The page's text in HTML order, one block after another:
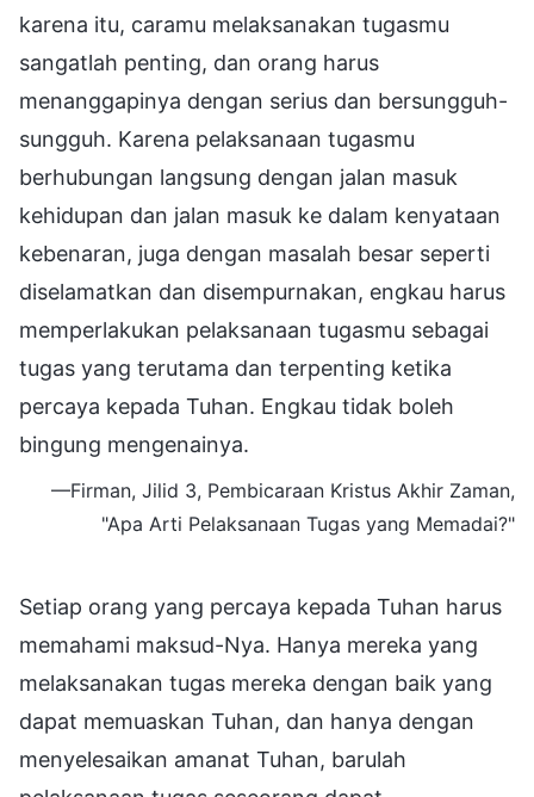
karena itu, caramu melaksanakan tugasmu
sangatlah penting, dan orang harus
menanggapinya dengan serius dan bersungguh-
sungguh. Karena pelaksanaan tugasmu
berhubungan langsung dengan jalan masuk
kehidupan dan jalan masuk ke dalam kenyataan
kebenaran, juga dengan masalah besar seperti
diselamatkan dan disempurnakan, engkau harus
memperlakukan pelaksanaan tugasmu sebagai
tugas yang terutama dan terpenting ketika
percaya kepada Tuhan. Engkau tidak boleh
bingung mengenainya.
—Firman, Jilid 3, Pembicaraan Kristus Akhir Zaman,
"Apa Arti Pelaksanaan Tugas yang Memadai?"
Setiap orang yang percaya kepada Tuhan harus
memahami maksud-Nya. Hanya mereka yang
melaksanakan tugas mereka dengan baik yang
dapat memuaskan Tuhan, dan hanya dengan
menyelesaikan amanat Tuhan, barulah